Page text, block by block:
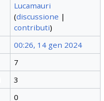
Lucamauri
(discussione |
contributi)
00:26, 14 gen 2024
7
3
0